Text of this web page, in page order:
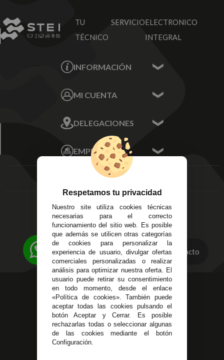
TU SERVICIO
TÉCNICO
ELECTRONICO
INTEGRAL
INFORMACIÓN
Sobre nosotros
MI CUENTA
Mis Direcciones
Mis Pedidos
Mis favoritos
FAQ's
DELEGACIONES
Écija - Sevilla
Av. Plaza de Toros.
Local 3
Córdoba
14
Alzira - Valencia
C/ Esplugues, 135
EMPRESA
Aviso Legal
Devoluciones
Política de Privacidad
Pago Seguro
Terminos y
Condiciones Generales
Políticas de Cookies
623 23 31 98
Atendemos Whatsapp
955 44 45 43/955 44 45 44
info@steielectronica.com
Contacto
Respetamos tu privacidad
Nuestro site utiliza cookies técnicas
necesarias para el correcto
funcionamiento del sitio web. Es posible
que además se utilicen otras categorías
de cookies para personalizar la
experiencia de usuario, divulgar ofertas
comerciales personalizadas o realizar
análisis para optimizar nuestra oferta. El
usuario puede retirar su consentimiento
en todo momento, desde el enlace
«Política de cookies». También puede
aceptar todas las cookies pulsando el
botón Aceptar y Cerrar. Es posible
rechazarlas todas o seleccionar algunas
de las cookies mediante el botón
Configuración.